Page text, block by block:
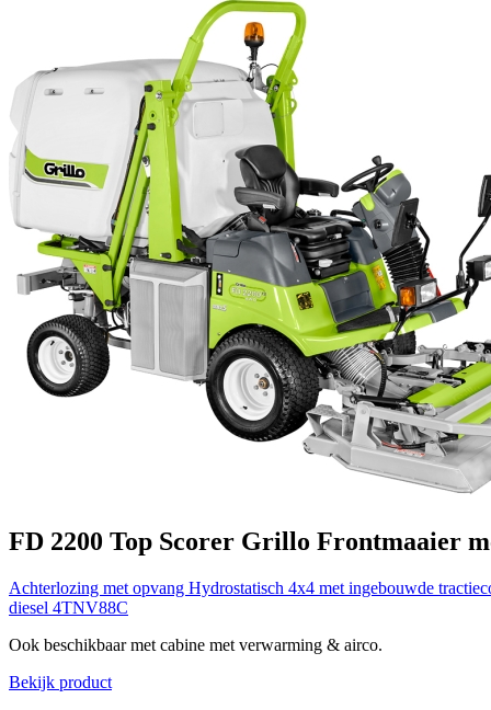
FD 2200 Top Scorer Grillo Frontmaaier
Achterlozing met opvang Hydrostatisch 4x4 met ingebouwde
diesel 4TNV88C
Ook beschikbaar met cabine met verwarming & airco.
Bekijk product